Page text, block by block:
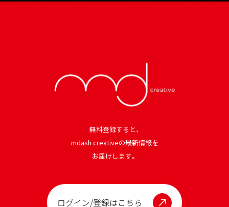
無料登録すると、
mdash creativeの最新情報を
お届けします。
ログイン/登録はこちら